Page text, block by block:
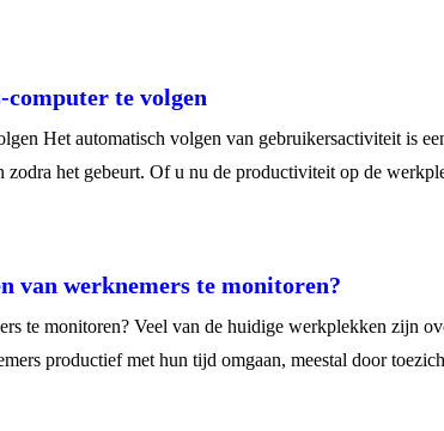
te volgen
Het automatisch volgen van gebruikersactiviteit is
zodra het gebeurt. Of u nu de productiviteit op de
van werknemers te monitoren?
te monitoren? Veel van de huidige werkplekken zijn
productief met hun tijd omgaan, meestal door